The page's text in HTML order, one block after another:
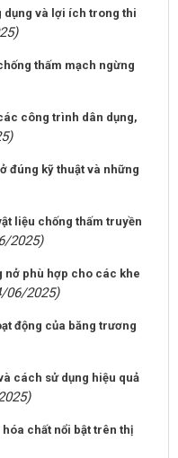
dụng và lợi ích trong thi
thấm mạch ngừng
công trình dân dụng,
đúng kỹ thuật và những
liệu chống thấm truyền
2025)
nở phù hợp cho các khe
06/2025)
động của băng trương
cách sử dụng hiệu quả
chất nổi bật trên thị